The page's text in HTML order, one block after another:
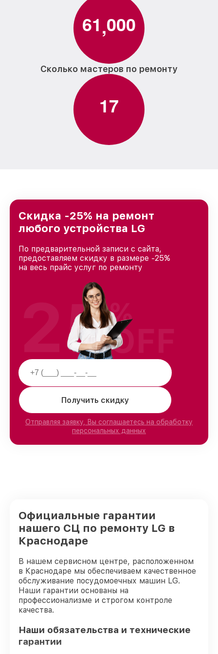
61,000
Сколько мастеров по ремонту
17
Скидка -25% на ремонт
любого устройства LG
По предварительной записи с сайта,
предоставляем скидку в размере -25%
на весь прайс услуг по ремонту
Получить скидку
Отправляя заявку, Вы соглашаетесь на обработку
персональных данных
25%
OFF
Официальные гарантии
нашего СЦ по ремонту LG в
Краснодаре
В нашем сервисном центре, расположенном
в Краснодаре мы обеспечиваем качественное
обслуживание посудомоечных машин LG.
Наши гарантии основаны на
профессионализме и строгом контроле
качества.
Наши обязательства и технические
гарантии